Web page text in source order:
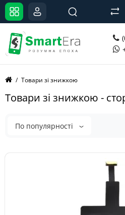
Товари зі знижкою
Товари зі знижкою -
По популярності